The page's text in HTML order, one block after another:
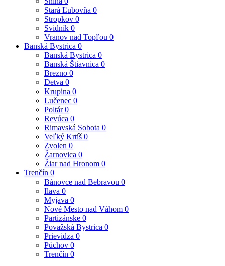
Stará Ľubovňa 0
Stropkov 0
Svidník 0
Vranov nad Topľou 0
Banská Bystrica 0
Banská Bystrica 0
Banská Štiavnica 0
Brezno 0
Detva 0
Krupina 0
Lučenec 0
Poltár0
Revúca 0
Rimavská Sobota 0
Veľký Krtíš 0
Zvolen 0
Žarnovica 0
Žiar nad Hronom 0
Trenčín 0
Bánovce nad Bebravou 0
Ilava 0
Myjava 0
Nové Mesto nad Váhom 0
Partizánske 0
Považská Bystrica 0
Prievidza 0
Púchov 0
Trenčín 0